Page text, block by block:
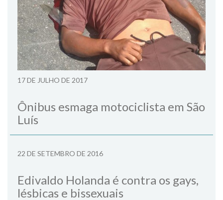
17 DE JULHO DE 2017
Ônibus esmaga motociclista em São
Luís
22 DE SETEMBRO DE 2016
Edivaldo Holanda é contra os gays,
lésbicas e bissexuais